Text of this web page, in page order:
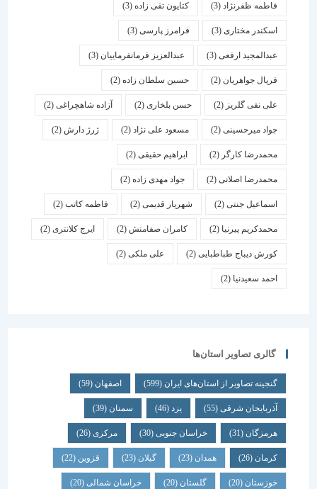
فاطمه ظفرنژاد(3) کتایون تقی زاده(3)
اسكندر مختاری (3) فرامرز پارسی(3)
عبدالمجید ارفعی(3) عبدالعزیز فرمانفرماییان(3)
فریال جواهریان(2) حسین سلطان زاده(2)
علی نقی گلریز(2) حسن بلخاری(2) آزاده شاهچراغی(2)
جواد میرحسینی(2) مسعود علی نژاد(2) ژرژ دارش (2)
محمدرضا کارگر(2) ابراهیم حقیقی(2)
محمدرضا اصلانی(2) جواد مهدی زاده(2)
اسماعیل جنتی(2) شهریار قدیمی(2) فاطمه کاتب(2)
محمدکریم پیرنیا (2) کامران صفامنش(2) ایرج کلانتری (2)
کورش دیباج طباطبایی(2) علی ملکی(2)
احمد سعیدنیا (2)
گالری تصاویر استان‌ها
گنجینه تصاویر از استان‌های ایران(599) اصفهان (59)
آذربایجان شرقی(55) یزد سمنان (39)
هرمزگان(31) خراسان جنوبی(30) مرکزی (26)
همدان گیلان قزوین
خوزستان(20) گلستان (20) خراسان شمالی(20)